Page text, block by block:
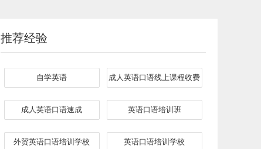
推荐经验
自学英语 成人英语口语线上课程收费
成人英语口语速成 英语口语培训班
外贸英语口语培训学校 英语口语培训学校